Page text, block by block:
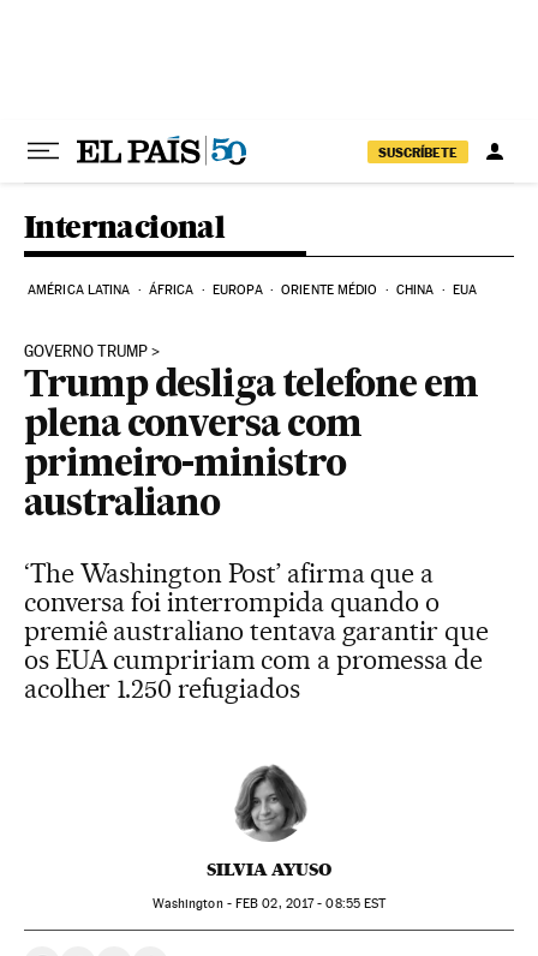
SUSCRÍBETE
Internacional
AMÉRICA LATINA ÁFRICA EUROPA ORIENTE MÉDIO CHINA EUA
GOVERNO TRUMP
Trump desliga telefone em
plena conversa com
primeiro-ministro
australiano
‘The Washington Post’ afirma que a
conversa foi interrompida quando o
premiê australiano tentava garantir que
os EUA cumpririam com a promessa de
acolher 1.250 refugiados
SILVIA AYUSO
Washington - FEB 02, 2017 - 08:55EST